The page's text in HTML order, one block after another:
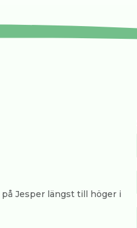
Jesper längst till höger i